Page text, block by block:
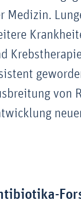
Medizin.
von